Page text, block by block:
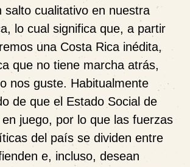
salto cualitativo en nuestra
lo cual significa que, a partir
una Costa Rica inédita,
que no tiene marcha atrás,
nos guste. Habitualmente
de que el Estado Social de
juego, por lo que las fuerzas
del país se dividen entre
e, incluso, desean